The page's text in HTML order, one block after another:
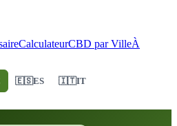
CalculateurCBD par VilleÀ
🇪🇸ES 🇮🇹IT